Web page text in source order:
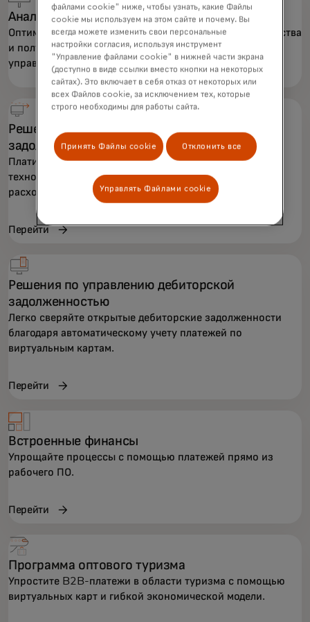
Аналитика и отчетность
Оптимизируйте процессы, сократите риск мошенничества
и получите аналитику для более эффективного
управления финансами.
Решения по управлению кредиторской
задолженностью
Платите быстрее и выгоднее благодаря передовым
технологиям, которые сокращают операционные
расходы.
Перейти
Решения по управлению дебиторской
задолженностью
Легко сверяйте открытые дебиторские задолженности
благодаря автоматическому учету платежей по
виртуальным картам.
Перейти
Встроенные финансы
Упрощайте процессы с помощью платежей прямо из
рабочего ПО.
Перейти
Программа оптового туризма
Упростите B2B-платежи в области туризма с помощью
виртуальных карт и гибкой экономической модели.
файлами cookie" ниже, чтобы узнать, какие Файлы
cookie мы используем на этом сайте и почему. Вы
всегда можете изменить свои персональные
настройки согласия, используя инструмент
"Управление файлами cookie" в нижней части экрана
(доступно в виде ссылки вместо кнопки на некоторых
сайтах). Это включает в себя отказ от некоторых или
всех Файлов cookie, за исключением тех, которые
строго необходимы для работы сайта.
Принять Файлы cookie Отклонить все
Управлять Файлами cookie